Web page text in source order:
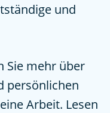
und
Sie mehr über
persönlichen
Arbeit. Lesen